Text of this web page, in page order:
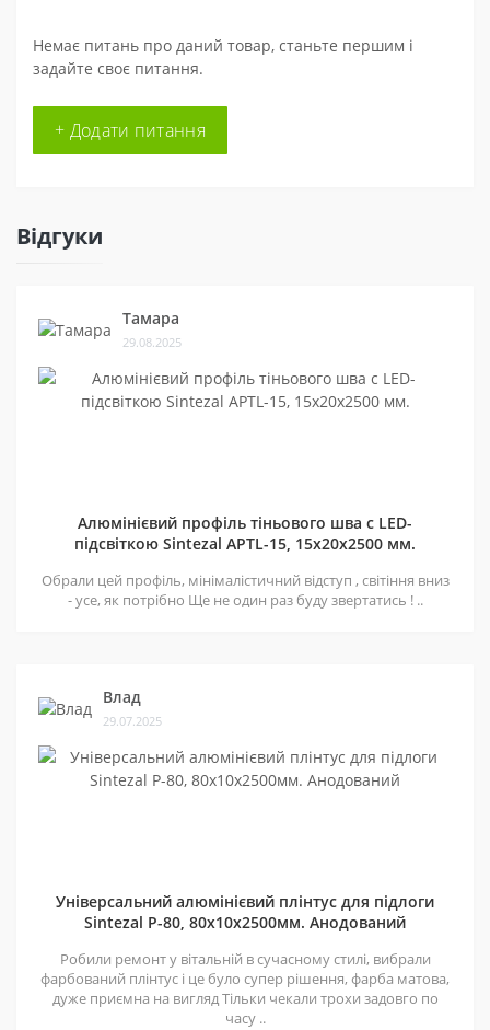
Немає питань про даний товар, станьте першим і
задайте своє питання.
+ Додати питання
Відгуки
Тамара
29.08.2025
Алюмінієвий профіль тіньового шва c LED-
підсвіткою Sintezal APTL-15, 15х20х2500 мм.
Обрали цей профіль, мінімалістичний відступ , світіння вниз
- усе, як потрібно Ще не один раз буду звертатись ! ..
Влад
29.07.2025
Універсальний алюмінієвий плінтус для підлоги
Sintezal P-80, 80х10х2500мм. Анодований
Робили ремонт у вітальній в сучасному стилі, вибрали
фарбований плінтус і це було супер рішення, фарба матова,
дуже приємна на вигляд Тільки чекали трохи задовго по
часу ..